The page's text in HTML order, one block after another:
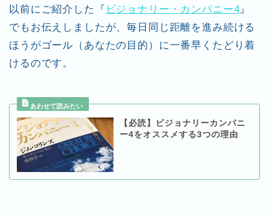
以前にご紹介した『 ビジョナリー・カンパニー4』
でもお伝えしましたが、毎日同じ距離を進み続ける
ほうがゴール（あなたの目的）に一番早くたどり着
けるのです。
【必読】ビジョナリーカンパニ
ー4をオススメする3つの理由